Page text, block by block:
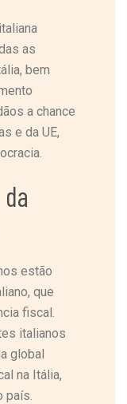
as
bem
a chance
e da UE,
estão
que
fiscal.
italianos
global
na Itália,
país.